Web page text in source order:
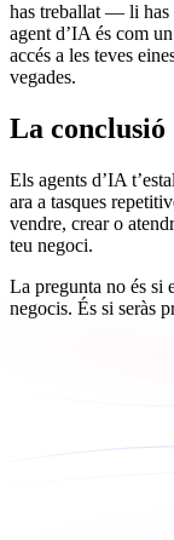
has treballat — li has
agent d’IA és com
accés a les teves
vegades.
La conclusió
Els agents d’IA
ara a tasques
vendre, crear o
teu negoci.
La pregunta no és si
negocis. És si seràs